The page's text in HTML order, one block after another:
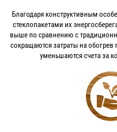
Благодаря конструктивным
стеклопакетами их
выше по сравнению с
сокращаются затраты на
уменьшаются счета за